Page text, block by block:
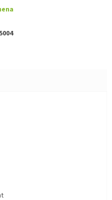
je 5 z 5 hvězdiček.
je 5 z 5 hvězdiček.